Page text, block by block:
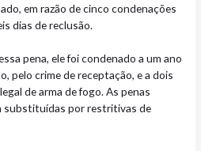
em razão de cinco condenações
dias de reclusão.
pena, ele foi condenado a um ano
pelo crime de receptação, e a dois
de arma de fogo. As penas
substituídas por restritivas de